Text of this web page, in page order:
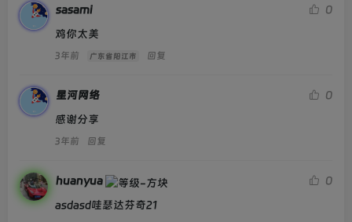
sasami
0
鸡你太美
3年前 广东省阳江市 回复
星河网络
0
感谢分享
3年前 回复
huanyua
0
asdasd哇瑟达芬奇21